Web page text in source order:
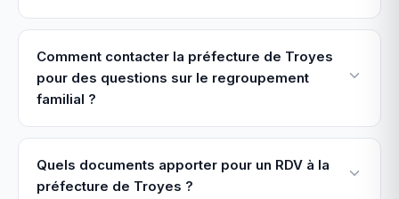
Comment contacter la préfecture de Troyes
pour des questions sur le regroupement
familial ?
Quels documents apporter pour un RDV à la
préfecture de Troyes ?